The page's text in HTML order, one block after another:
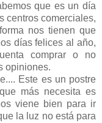
que es un día
centros comerciales,
nos tienen que
días felices al año,
comprar o no
opiniones.
Este es un postre
más necesita es
viene bien para ir
la luz no está para